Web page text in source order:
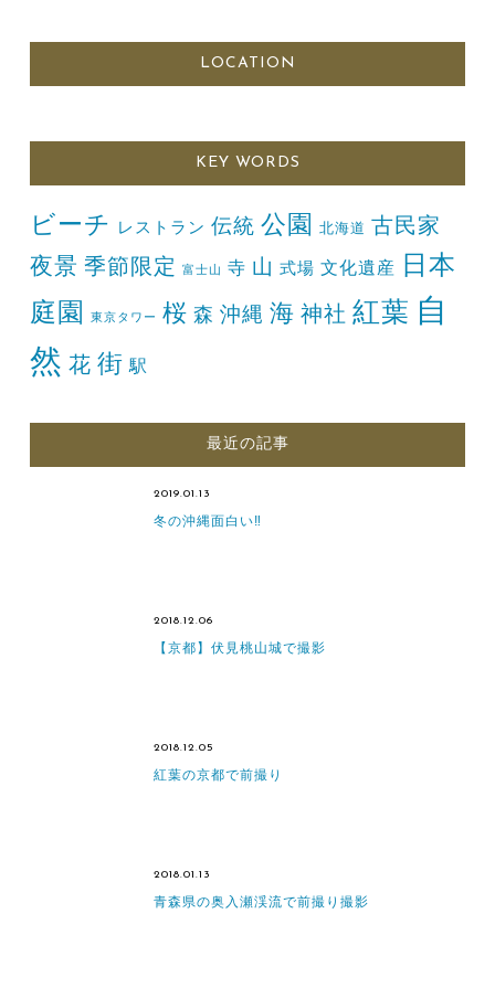
LOCATION
KEY WORDS
ビーチ レストラン 伝統 公園 北海道 古民家
夜景 季節限定 富士山 寺 山 式場 文化遺産
日本
庭園
東京タワー 桜 森 沖縄 海 神社 紅葉 自
然 花 街 駅
最近の記事
2019.01.13
冬の沖縄面白い‼
2018.12.06
【京都】伏見桃山城で撮影
2018.12.05
紅葉の京都で前撮り
2018.01.13
青森県の奥入瀬渓流で前撮り撮影